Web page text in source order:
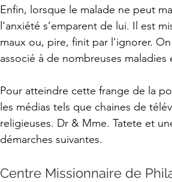
Enfin, lorsque le malade ne peut
l'anxiété s’emparent de lui. Il est
maux ou, pire, finit par l'ignorer.
associé à de nombreuses maladies
Pour atteindre cette frange de la
les médias tels que chaines de
religieuses. Dr & Mme. Tatete et
démarches suivantes.
Centre Missionnaire de